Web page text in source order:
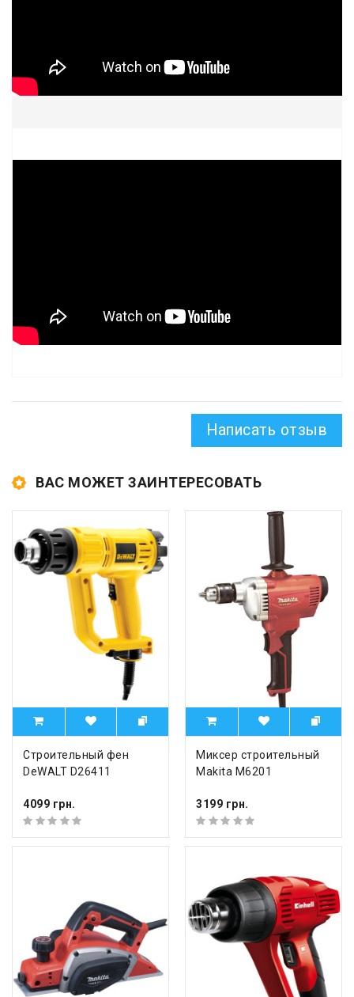
Написать отзыв
ВАС МОЖЕТ ЗАИНТЕРЕСОВАТЬ
Строительный фен
DeWALT D26411
4099 грн.
Миксер строительный
Makita M6201
3199 грн.